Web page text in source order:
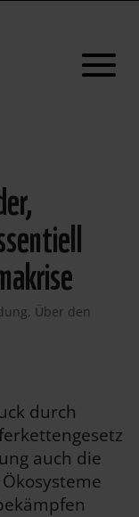
, Über den
durch
auch die